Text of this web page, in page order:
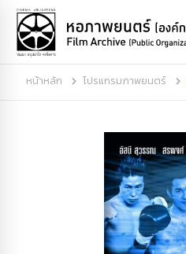
หน้าหลัก โปรแกรมภาพยนตร์